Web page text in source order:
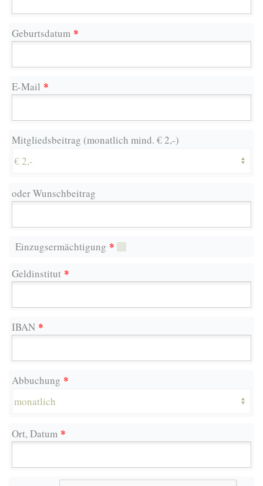
Geburtsdatum *
E-Mail *
Mitgliedsbeitrag (monatlich mind. € 2,-)
oder Wunschbeitrag
Einzugsermächtigung *
Geldinstitut *
IBAN *
Abbuchung *
Ort, Datum *